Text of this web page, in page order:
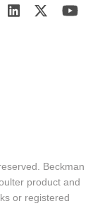
Beckman
product and
or registered